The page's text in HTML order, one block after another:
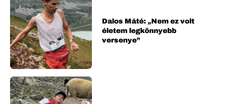
Dalos Máté: „Nem ez volt
életem legkönnyebb
versenye”